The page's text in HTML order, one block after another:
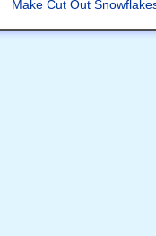
Make Cut Out